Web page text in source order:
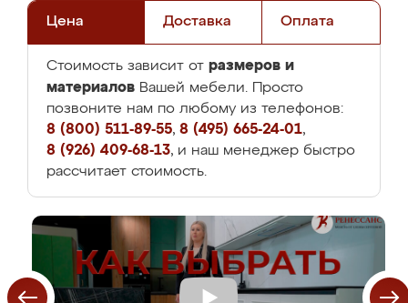
Цена Доставка Оплата
Стоимость зависит от размеров и
материалов Вашей мебели. Просто
позвоните нам по любому из телефонов:
8 (800) 511-89-55, 8 (495) 665-24-01,
8 (926) 409-68-13, и наш менеджер быстро
рассчитает стоимость.